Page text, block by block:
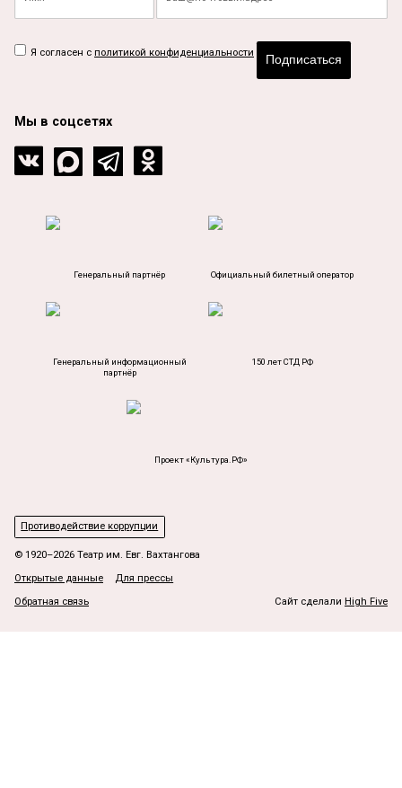
Я согласен с политикой конфиденциальности
Подписаться
Мы в соцсетях
Генеральный партнёр Официальный билетный оператор
Генеральный информационный
партнёр
150 лет СТД РФ
Проект «Культура.РФ»
Противодействие коррупции
© 1920–2026 Театр им. Евг. Вахтангова
Открытые данные Для прессы
Обратная связь Сайт сделали High Five